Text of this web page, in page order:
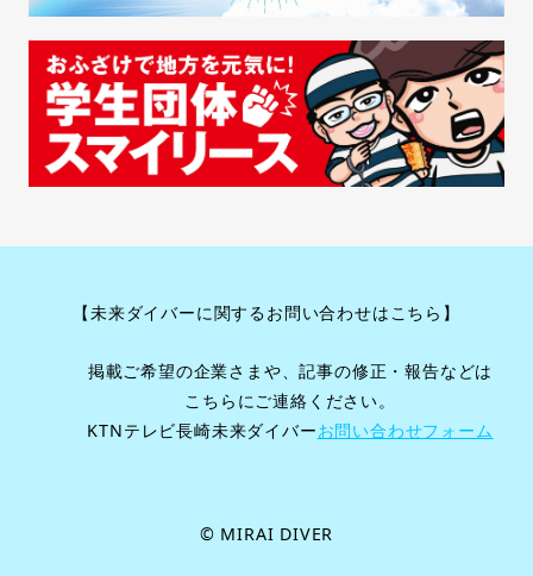
【未来ダイバーに関するお問い合わせはこちら】
掲載ご希望の企業さまや、記事の修正・報告などは
こちらにご連絡ください。
KTNテレビ長崎未来ダイバーお問い合わせフォーム
©︎ MIRAI DIVER